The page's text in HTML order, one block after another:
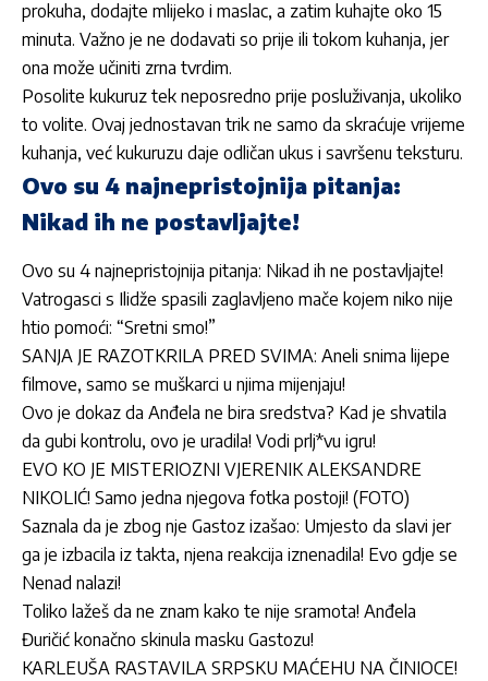
prokuha, dodajte mlijeko i maslac, a zatim kuhajte oko 15
minuta. Važno je ne dodavati so prije ili tokom kuhanja, jer
ona može učiniti zrna tvrdim.
Posolite kukuruz tek neposredno prije posluživanja, ukoliko
to volite. Ovaj jednostavan trik ne samo da skraćuje vrijeme
kuhanja, već kukuruzu daje odličan ukus i savršenu teksturu.
Ovo su 4 najnepristojnija pitanja:
Nikad ih ne postavljajte!
Ovo su 4 najnepristojnija pitanja: Nikad ih ne postavljajte!
Vatrogasci s Ilidže spasili zaglavljeno mače kojem niko nije
htio pomoći: “Sretni smo!”
SANJA JE RAZOTKRILA PRED SVIMA: Aneli snima lijepe
filmove, samo se muškarci u njima mijenjaju!
Ovo je dokaz da Anđela ne bira sredstva? Kad je shvatila
da gubi kontrolu, ovo je uradila! Vodi prlj*vu igru!
EVO KO JE MISTERIOZNI VJERENIK ALEKSANDRE
NIKOLIĆ! Samo jedna njegova fotka postoji! (FOTO)
Saznala da je zbog nje Gastoz izašao: Umjesto da slavi jer
ga je izbacila iz takta, njena reakcija iznenadila! Evo gdje se
Nenad nalazi!
Toliko lažeš da ne znam kako te nije sramota! Anđela
Đuričić konačno skinula masku Gastozu!
KARLEUŠA RASTAVILA SRPSKU MAĆEHU NA ČINIOCE!